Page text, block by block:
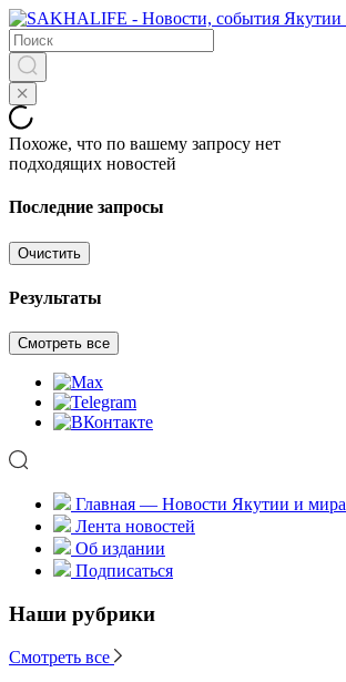
Похоже, что по вашему запросу нет
подходящих новостей
Последние запросы
Очистить
Результаты
Смотреть все
Главная — Новости Якутии и мира
Лента новостей
Об издании
Подписаться
Наши рубрики
Смотреть все